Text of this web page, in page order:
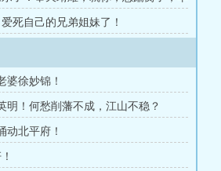
死自己的兄弟姐妹了！
婆徐妙锦！
明！何愁削藩不成，江山不稳？
动北平府！